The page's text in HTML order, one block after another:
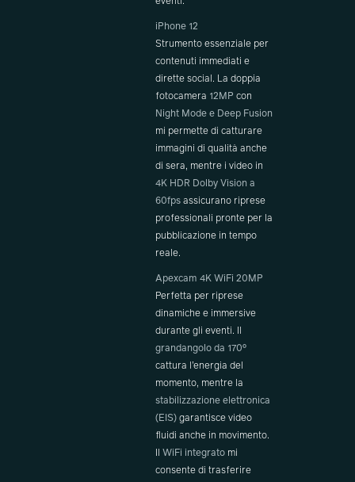
iPhone 12
Strumento essenziale per
contenuti immediati e
dirette social. La doppia
fotocamera 12MP con
Night Mode e Deep Fusion
mi permette di catturare
immagini di qualità anche
di sera, mentre i video in
4K HDR Dolby Vision a
60fps assicurano riprese
professionali pronte per la
pubblicazione in tempo
reale.
Apexcam 4K WiFi 20MP
Perfetta per riprese
dinamiche e immersive
durante gli eventi. Il
grandangolo da 170°
cattura l’energia del
momento, mentre la
stabilizzazione elettronica
(EIS) garantisce video
fluidi anche in movimento.
WiFi integrato mi
consente di trasferire